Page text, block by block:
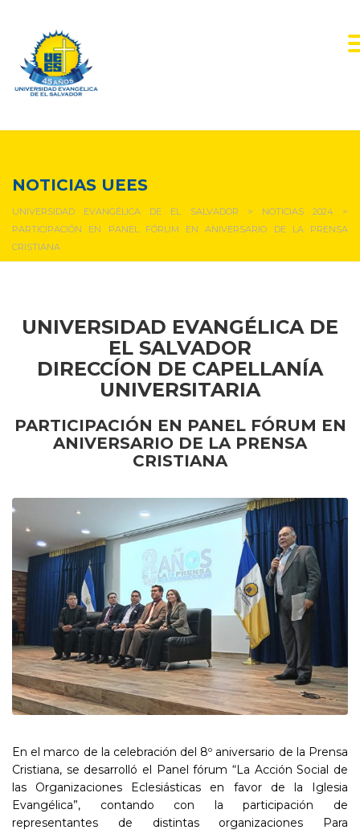
NOTICIAS UEES
UNIVERSIDAD EVANGÉLICA DE EL SALVADOR > NOTICIAS 2024>
PARTICIPACIÓN EN PANEL FÓRUM EN ANIVERSARIO DE LA PRENSA
CRISTIANA
UNIVERSIDAD EVANGÉLICA DE
EL SALVADOR
DIRECCÍON DE CAPELLANÍA
UNIVERSITARIA
PARTICIPACIÓN EN PANEL FÓRUM EN
ANIVERSARIO DE LA PRENSA
CRISTIANA
En el marco de la celebración del 8º aniversario de la Prensa
Cristiana, se desarrolló el Panel fórum “La Acción Social de
las Organizaciones Eclesiásticas en favor de la Iglesia
Evangélica”, contando con la participación de
representantes de distintas organizaciones Para